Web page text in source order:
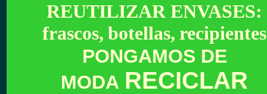
REUTILIZAR ENVASES:
frascos, botellas, recipientes
PONGAMOS DE
MODA RECICLAR